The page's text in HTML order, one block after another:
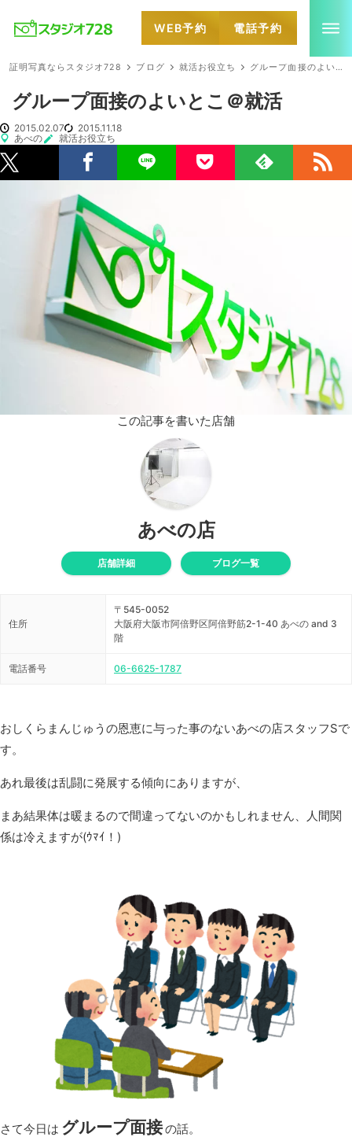
WEB予約 電話予約
証明写真ならスタジオ728 ブログ 就活お役立ち グループ面接のよいとこ＠就活
グループ面接のよいとこ＠就活
2015.02.07
2015.11.18
あべの
就活お役立ち
この記事を書いた店舗
あべの店
店舗詳細 ブログ一覧
住所
〒545-0052
大阪府大阪市阿倍野区阿倍野筋2-1-40 あべの and 3
階
電話番号 06-6625-1787
おしくらまんじゅうの恩恵に与った事のないあべの店スタッフSで
す。
あれ最後は乱闘に発展する傾向にありますが、
まあ結果体は暖まるので間違ってないのかもしれません、人間関
係は冷えますが(ｳﾏｲ！)
さて今日は グループ面接の話。